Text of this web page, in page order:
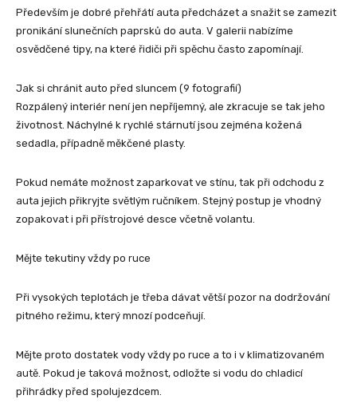
Především je dobré přehřátí auta předcházet a snažit se zamezit
pronikání slunečních paprsků do auta. V galerii nabízíme
osvědčené tipy, na které řidiči při spěchu často zapomínají.
Jak si chránit auto před sluncem (9 fotografií)
Rozpálený interiér není jen nepříjemný, ale zkracuje se tak jeho
životnost. Náchylné k rychlé stárnutí jsou zejména kožená
sedadla, případně měkčené plasty.
Pokud nemáte možnost zaparkovat ve stínu, tak při odchodu z
auta jejich přikryjte světlým ručníkem. Stejný postup je vhodný
zopakovat i při přístrojové desce včetně volantu.
Mějte tekutiny vždy po ruce
Při vysokých teplotách je třeba dávat větší pozor na dodržování
pitného režimu, který mnozí podceňují.
Mějte proto dostatek vody vždy po ruce a to i v klimatizovaném
autě. Pokud je taková možnost, odložte si vodu do chladicí
přihrádky před spolujezdcem.